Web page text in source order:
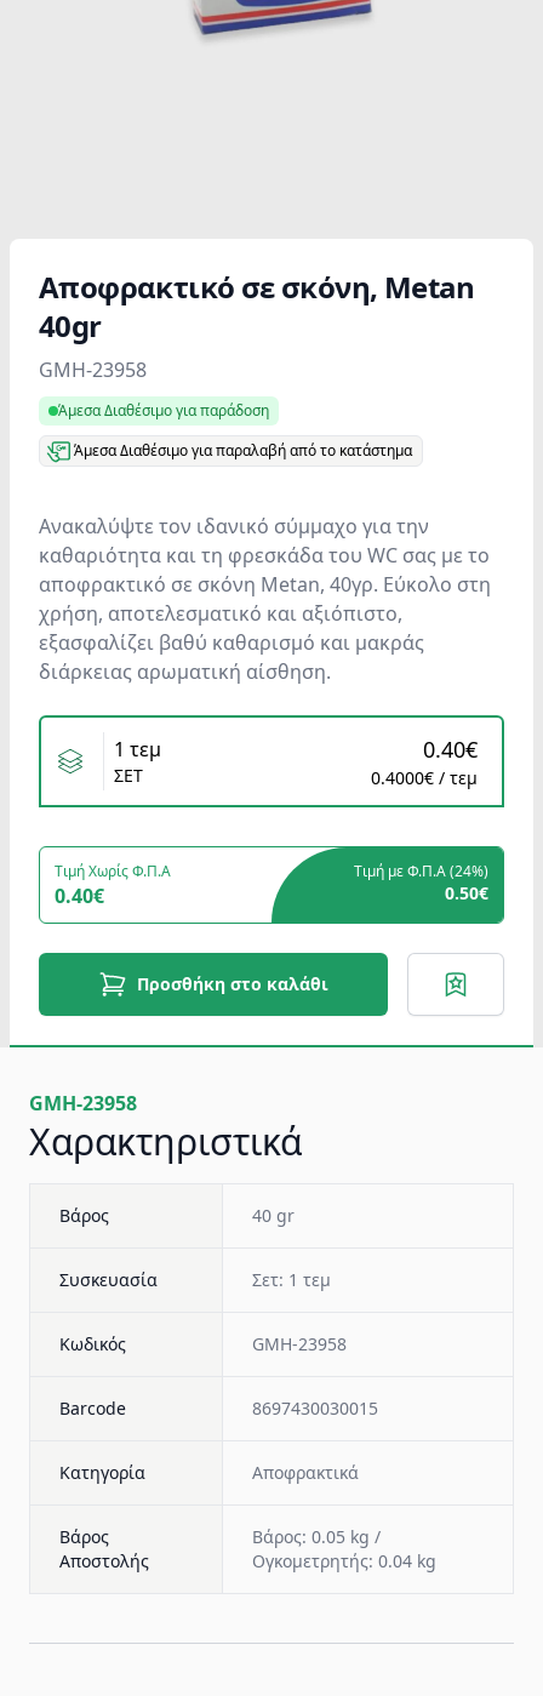
Αποφρακτικό σε σκόνη, Metan
40gr
Product information
GMH-23958
Άμεσα Διαθέσιμο για παράδοση
Άμεσα Διαθέσιμο για παραλαβή από το κατάστημα
Ανακαλύψτε τον ιδανικό σύμμαχο για την
καθαριότητα και τη φρεσκάδα του WC σας με το
αποφρακτικό σε σκόνη Metan, 40γρ. Εύκολο στη
χρήση, αποτελεσματικό και αξιόπιστο,
εξασφαλίζει βαθύ καθαρισμό και μακράς
διάρκειας αρωματική αίσθηση.
Variants
1 τεμ
ΣΕΤ
0.40€
0.4000€ / τεμ
Τιμή Χωρίς Φ.Π.Α
0.40€
Τιμή με Φ.Π.Α (24%)
0.50€
Προσθήκη στο καλάθι
GMH-23958
Χαρακτηριστικά
Βάρος 40 gr
Συσκευασία Σετ: 1 τεμ
Κωδικός GMH-23958
Barcode 8697430030015
Κατηγορία Αποφρακτικά
Βάρος
Αποστολής
Βάρος: 0.05 kg /
Ογκομετρητής: 0.04 kg